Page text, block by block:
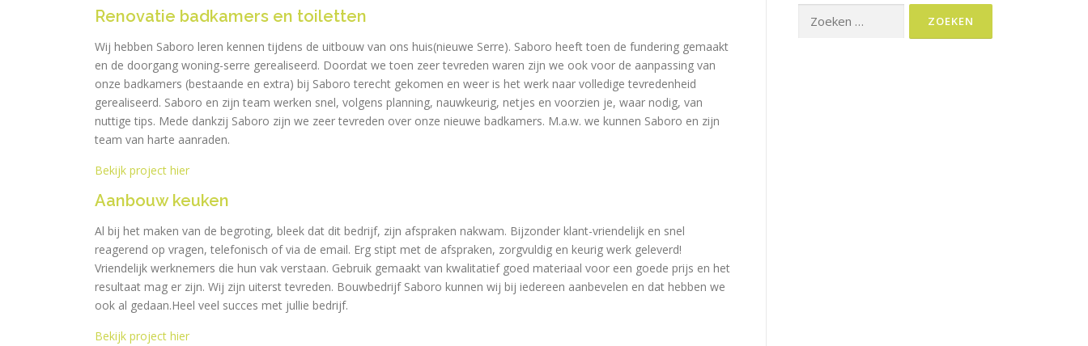
Renovatie badkamers en toiletten
Wij hebben Saboro leren kennen tijdens de uitbouw van ons huis(nieuwe Serre). Saboro heeft toen de fundering gemaakt
en de doorgang woning-serre gerealiseerd. Doordat we toen zeer tevreden waren zijn we ook voor de aanpassing van
onze badkamers (bestaande en extra) bij Saboro terecht gekomen en weer is het werk naar volledige tevredenheid
gerealiseerd. Saboro en zijn team werken snel, volgens planning, nauwkeurig, netjes en voorzien je, waar nodig, van
nuttige tips. Mede dankzij Saboro zijn we zeer tevreden over onze nieuwe badkamers. M.a.w. we kunnen Saboro en zijn
team van harte aanraden.
Bekijk project hier
Aanbouw keuken
Al bij het maken van de begroting, bleek dat dit bedrijf, zijn afspraken nakwam. Bijzonder klant-vriendelijk en snel
reagerend op vragen, telefonisch of via de email. Erg stipt met de afspraken, zorgvuldig en keurig werk geleverd!
Vriendelijk werknemers die hun vak verstaan. Gebruik gemaakt van kwalitatief goed materiaal voor een goede prijs en het
resultaat mag er zijn. Wij zijn uiterst tevreden. Bouwbedrijf Saboro kunnen wij bij iedereen aanbevelen en dat hebben we
ook al gedaan.Heel veel succes met jullie bedrijf.
Bekijk project hier
naar: